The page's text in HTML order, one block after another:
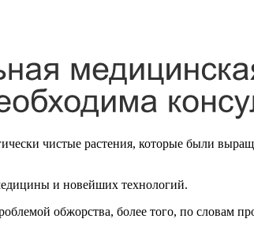
чистые растения, которые были
и новейших технологий.
обжорства, более того, по словам